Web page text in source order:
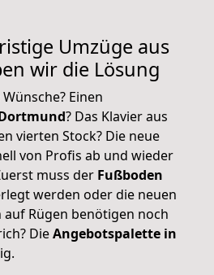
Umzüge aus
wir die Lösung
Einen
? Das Klavier aus
vierten Stock? Die neue
von Profis ab und wieder
muss der Fußboden
werden oder die neuen
auf Rügen benötigen noch
DieAngebotspalette in